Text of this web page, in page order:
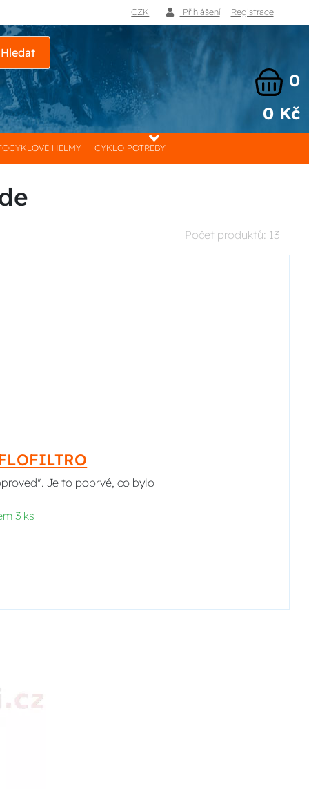
CZK Přihlášení Registrace
Hledat
0
0 Kč
HELMY CYKLO POTŘEBY
Počet produktů: 13
Je to poprvé, co bylo
3 ks